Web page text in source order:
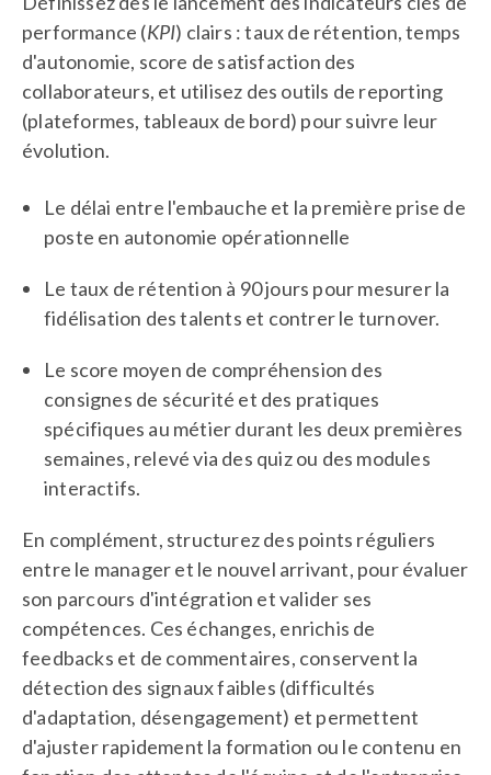
performance (KPI) clairs : taux de rétention, temps
d'autonomie, score de satisfaction des
collaborateurs, et utilisez des outils de reporting
(plateformes, tableaux de bord) pour suivre leur
évolution.
Le délai entre l'embauche et la première prise de
poste en autonomie opérationnelle
Le taux de rétention à 90 jours pour mesurer la
fidélisation des talents et contrer le turnover.
Le score moyen de compréhension des
consignes de sécurité et des pratiques
spécifiques au métier durant les deux premières
semaines, relevé via des quiz ou des modules
interactifs.
En complément, structurez des points réguliers
entre le manager et le nouvel arrivant, pour évaluer
son parcours d'intégration et valider ses
compétences. Ces échanges, enrichis de
feedbacks et de commentaires, conservent la
détection des signaux faibles (difficultés
d'adaptation, désengagement) et permettent
d'ajuster rapidement la formation ou le contenu en